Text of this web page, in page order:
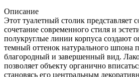
Описание
Этот туалетный столик представляет
сочетание современного стиля и
полукруглые линии корпуса создают
темный оттенок натурального шпона
благородный и завершенный вид.
позволяет объекту органично
становясь его центральным